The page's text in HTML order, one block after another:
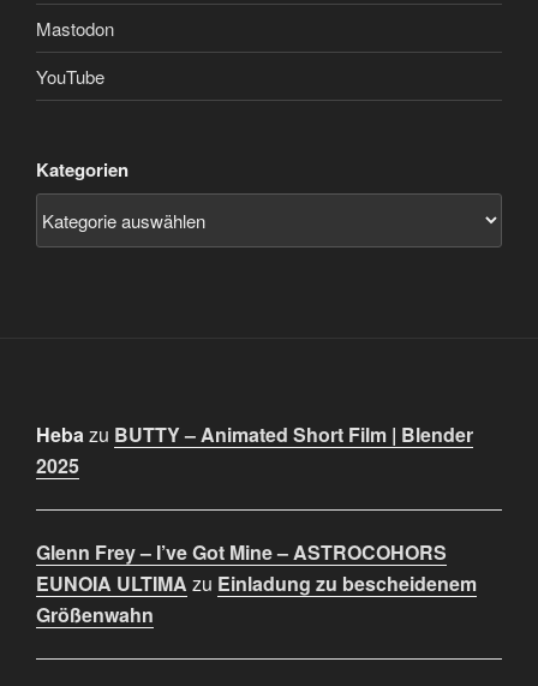
Mastodon
YouTube
Kategorien
Hebazu BUTTY – Animated Short Film | Blender
2025
Glenn Frey – I’ve Got Mine – ASTROCOHORS
EUNOIA ULTIMA zu Einladung zu bescheidenem
Größenwahn